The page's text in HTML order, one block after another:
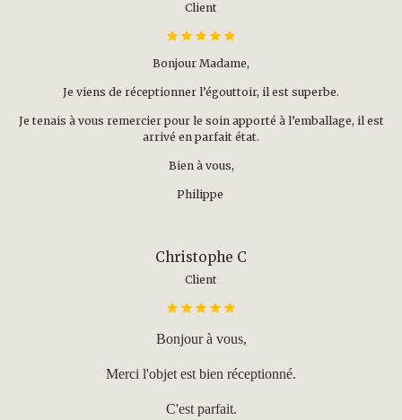
Client
Bonjour Madame,
Je viens de réceptionner l’égouttoir, il est superbe.
Je tenais à vous remercier pour le soin apporté à l’emballage, il est
arrivé en parfait état.
Bien à vous,
Philippe
Christophe C
Client
Bonjour à vous,
Merci l'objet est bien réceptionné.
C'est parfait.